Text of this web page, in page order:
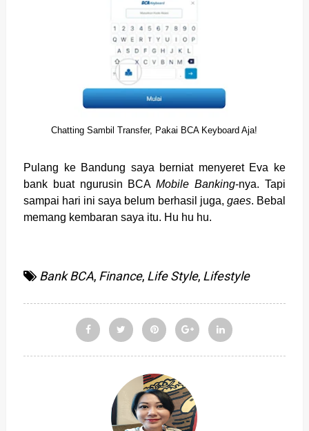
Chatting Sambil Transfer, Pakai BCA Keyboard Aja!
Pulang ke Bandung saya berniat menyeret Eva ke
bank buat ngurusin BCAMobile Banking-nya. Tapi
sampai hari ini saya belum berhasil juga, gaes. Bebal
memang kembaran saya itu. Hu hu hu.
Bank BCA, Finance, Life Style, Lifestyle